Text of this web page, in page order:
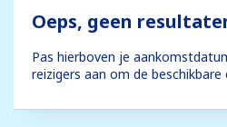
Oeps, geen
Pas hierboven je
reizigers aan om de